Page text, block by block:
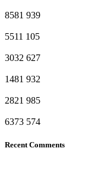
8581 939
5511 105
3032 627
1481 932
2821 985
6373 574
Recent Comments